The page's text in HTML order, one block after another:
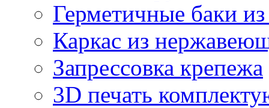
Герметичные баки
Каркас из
Запрессовка крепежа
3D печать